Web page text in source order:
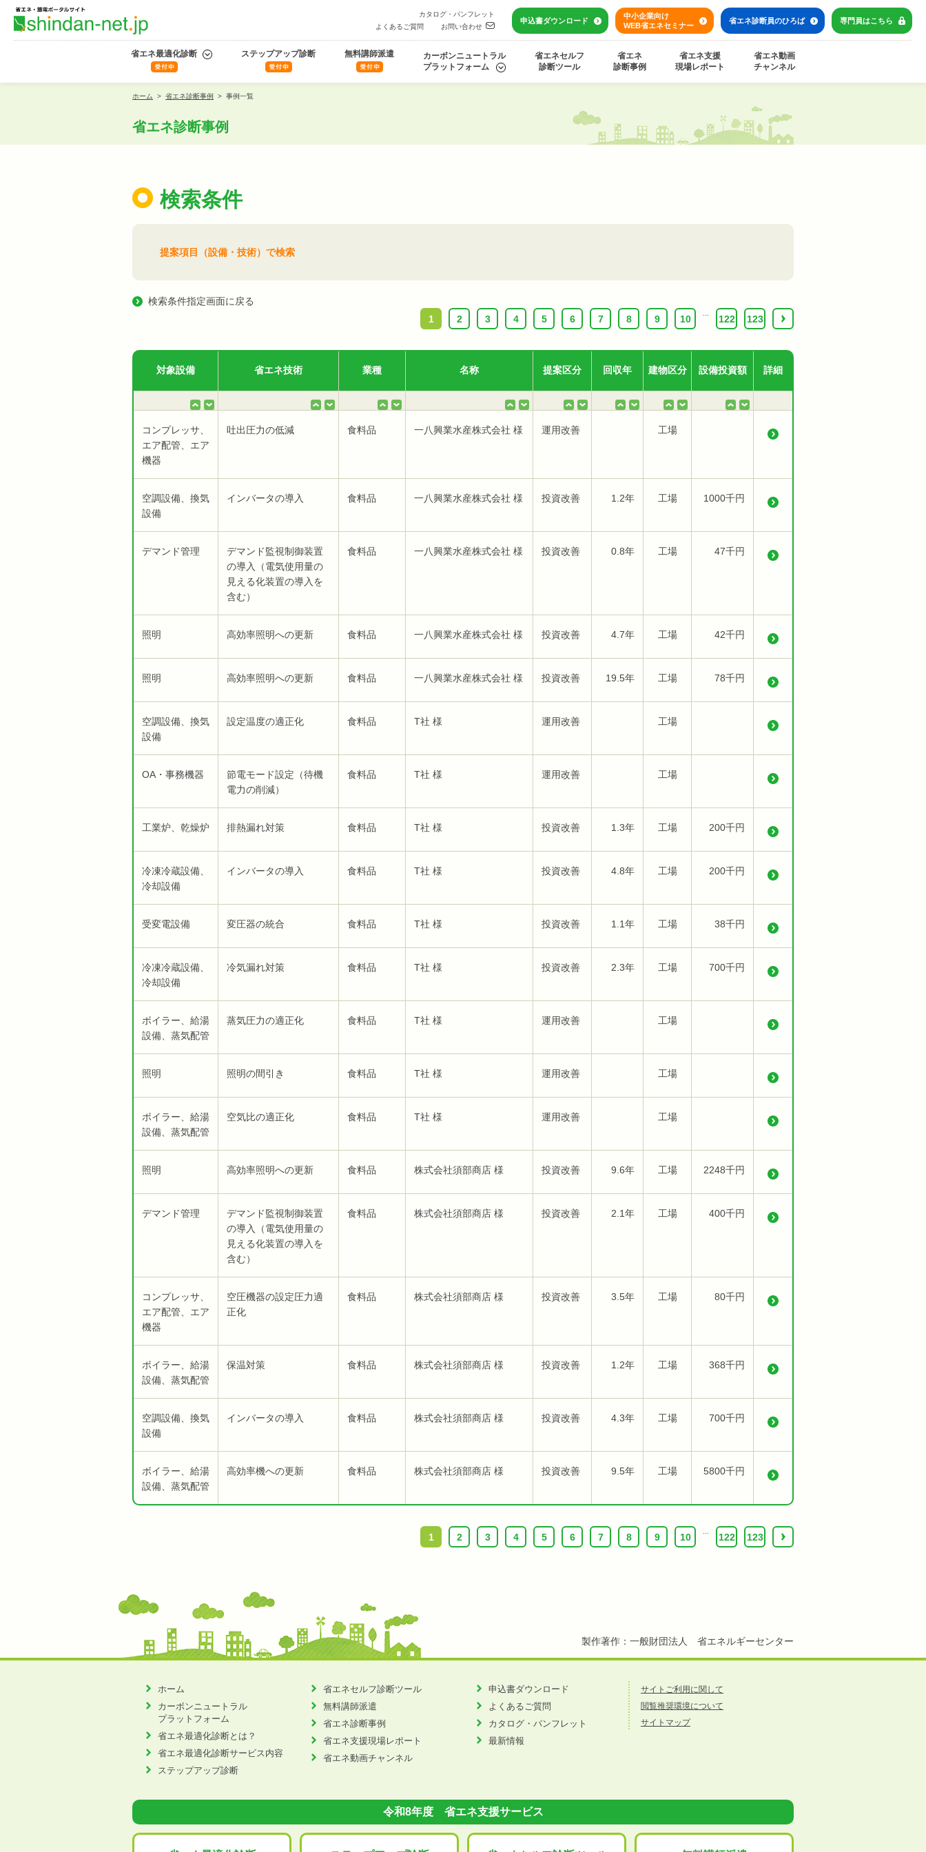
カタログ・パンフレット
よくあるご質問
お問い合わせ
申込書ダウンロード
中小企業向け
WEB省エネセミナー
省エネ診断員のひろば 専門員はこちら
省エネ最適化診断 ステップアップ診断 無料講師派遣
カーボンニュートラル
プラットフォーム
省エネセルフ
診断ツール
省エネ
診断事例
省エネ支援
現場レポート
省エネ動画
チャンネル
ホーム > 省エネ診断事例 > 事例一覧
省エネ診断事例
検索条件
提案項目（設備・技術）で検索
検索条件指定画面に戻る
1
2 3 4 5 6 7 8 9 10 122 123 ›
対象設備 省エネ技術 業種 名称 提案区分 回収年 建物区分 設備投資額 詳細
コンプレッサ、
エア配管、エア
機器
吐出圧力の低減 食料品 一八興業水産株式会社 様 運用改善 工場
空調設備、換気
設備
インバータの導入 食料品 一八興業水産株式会社 様 投資改善 1.2年 工場 1000千円
デマンド管理
デマンド監視制御装置
の導入（電気使用量の
見える化装置の導入を
含む）
食料品 一八興業水産株式会社 様 投資改善 0.8年 工場 47千円
照明 高効率照明への更新 食料品 一八興業水産株式会社 様 投資改善 4.7年 工場 42千円
照明 高効率照明への更新 食料品 一八興業水産株式会社 様 投資改善 19.5年 工場 78千円
空調設備、換気
設備
設定温度の適正化 食料品 T社 様 運用改善 工場
OA・事務機器
節電モード設定（待機
電力の削減）
食料品 T社 様 運用改善 工場
工業炉、乾燥炉 排熱漏れ対策 食料品 T社 様 投資改善 1.3年 工場 200千円
冷凍冷蔵設備、
冷却設備
インバータの導入 食料品 T社 様 投資改善 4.8年 工場 200千円
受変電設備 変圧器の統合 食料品 T社 様 投資改善 1.1年 工場 38千円
冷凍冷蔵設備、
冷却設備
冷気漏れ対策 食料品 T社 様 投資改善 2.3年 工場 700千円
ボイラー、給湯
設備、蒸気配管
蒸気圧力の適正化 食料品 T社 様 運用改善 工場
照明 照明の間引き 食料品 T社 様 運用改善 工場
ボイラー、給湯
設備、蒸気配管
空気比の適正化 食料品 T社 様 運用改善 工場
照明 高効率照明への更新 食料品 株式会社須部商店 様 投資改善 9.6年 工場 2248千円
デマンド管理
デマンド監視制御装置
の導入（電気使用量の
見える化装置の導入を
含む）
食料品 株式会社須部商店 様 投資改善 2.1年 工場 400千円
コンプレッサ、
エア配管、エア
機器
空圧機器の設定圧力適
正化
食料品 株式会社須部商店 様 投資改善 3.5年 工場 80千円
ボイラー、給湯
設備、蒸気配管
保温対策 食料品 株式会社須部商店 様 投資改善 1.2年 工場 368千円
空調設備、換気
設備
インバータの導入 食料品 株式会社須部商店 様 投資改善 4.3年 工場 700千円
ボイラー、給湯
設備、蒸気配管
高効率機への更新 食料品 株式会社須部商店 様 投資改善 9.5年 工場 5800千円
1 2 3 4 5 6 7 8 9 10 122 123 ›
製作著作：一般財団法人 省エネルギーセンター
ホーム
カーボンニュートラル
プラットフォーム
省エネ最適化診断とは？
省エネ最適化診断サービス内容
ステップアップ診断
省エネセルフ診断ツール
無料講師派遣
省エネ診断事例
省エネ支援現場レポート
省エネ動画チャンネル
申込書ダウンロード
よくあるご質問
カタログ・パンフレット
最新情報
サイトご利用に関して
閲覧推奨環境について
サイトマップ
令和8年度 省エネ支援サービス